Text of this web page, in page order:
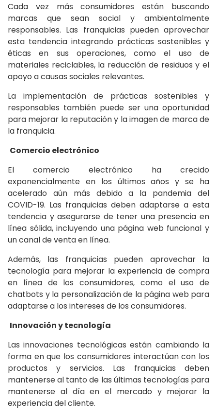
Cada vez más consumidores están buscando
marcas que sean social y ambientalmente
responsables. Las franquicias pueden aprovechar
esta tendencia integrando prácticas sostenibles y
éticas en sus operaciones, como el uso de
materiales reciclables, la reducción de residuos y el
apoyo a causas sociales relevantes.
La implementación de prácticas sostenibles y
responsables también puede ser una oportunidad
para mejorar la reputación y la imagen de marca de
la franquicia.
Comercio electrónico
El comercio electrónico ha crecido
exponencialmente en los últimos años y se ha
acelerado aún más debido a la pandemia del
COVID-19. Las franquicias deben adaptarse a esta
tendencia y asegurarse de tener una presencia en
línea sólida, incluyendo una página web funcional y
un canal de venta en línea.
Además, las franquicias pueden aprovechar la
tecnología para mejorar la experiencia de compra
en línea de los consumidores, como el uso de
chatbots y la personalización de la página web para
adaptarse a los intereses de los consumidores.
Innovación y tecnología
Las innovaciones tecnológicas están cambiando la
forma en que los consumidores interactúan con los
productos y servicios. Las franquicias deben
mantenerse al tanto de las últimas tecnologías para
mantenerse al día en el mercado y mejorar la
experiencia del cliente.